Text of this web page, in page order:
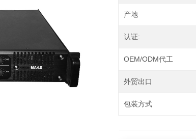
产地
认证:
OEM/ODM代工
外贸出口
包装方式